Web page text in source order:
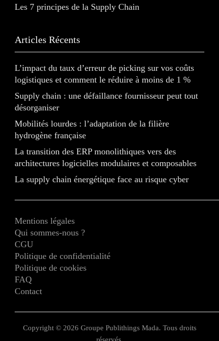
Les 7 principes de la Supply Chain
Articles Récents
L’impact du taux d’erreur de picking sur vos coûts
logistiques et comment le réduire à moins de 1 %
Supply chain : une défaillance fournisseur peut tout
désorganiser
Mobilités lourdes : l’adaptation de la filière
hydrogène française
La transition des ERP monolithiques vers des
architectures logicielles modulaires et composables
La supply chain énergétique face au risque cyber
Mentions légales
Qui sommes-nous ?
CGU
Politique de confidentialité
Politique de cookies
FAQ
Contact
Copyright © 2026 Groupe Publithings Mada. Tous droits